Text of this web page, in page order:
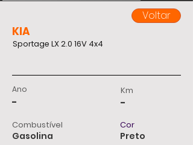
Voltar
KIA
Sportage LX 2.0 16V 4x4
Ano
-
Combustível
Gasolina
Km
-
Cor
Preto